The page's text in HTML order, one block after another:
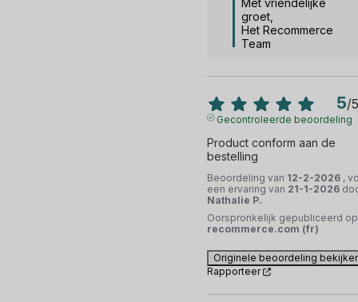
Met vriendelijke
groet,
Het Recommerce
Team
5/5
Gecontroleerde beoordeling
Product conform aan de
bestelling
Beoordeling van 12-2-2026 ,
een ervaring van 21-1-2026
Nathalie P.
Oorspronkelijk gepubliceerd op
recommerce.com (fr)
Originele beoordeling
Rapporteer